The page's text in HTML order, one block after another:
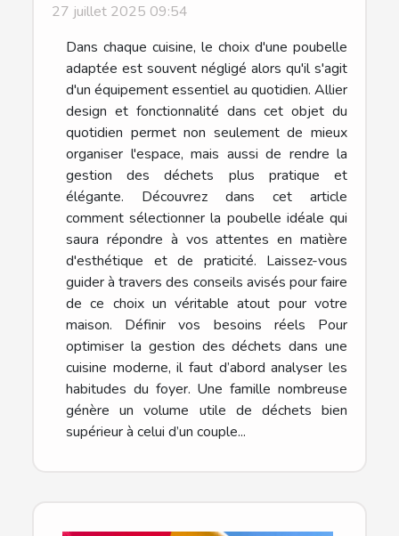
27 juillet 2025 09:54
Dans chaque cuisine, le choix d'une poubelle
adaptée est souvent négligé alors qu'il s'agit
d'un équipement essentiel au quotidien. Allier
design et fonctionnalité dans cet objet du
quotidien permet non seulement de mieux
organiser l'espace, mais aussi de rendre la
gestion des déchets plus pratique et
élégante. Découvrez dans cet article
comment sélectionner la poubelle idéale qui
saura répondre à vos attentes en matière
d'esthétique et de praticité. Laissez-vous
guider à travers des conseils avisés pour faire
de ce choix un véritable atout pour votre
maison. Définir vos besoins réels Pour
optimiser la gestion des déchets dans une
cuisine moderne, il faut d’abord analyser les
habitudes du foyer. Une famille nombreuse
génère un volume utile de déchets bien
supérieur à celui d’un couple...